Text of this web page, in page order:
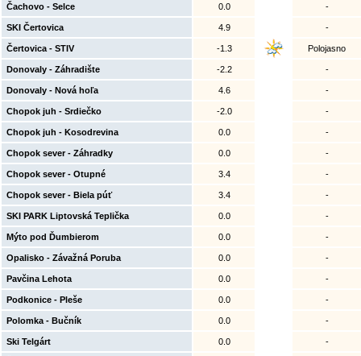
Čachovo - Selce 0.0 -
SKI Čertovica 4.9 -
Čertovica - STIV -1.3 Polojasno
Donovaly - Záhradište -2.2 -
Donovaly - Nová hoľa 4.6 -
Chopok juh - Srdiečko -2.0 -
Chopok juh - Kosodrevina 0.0 -
Chopok sever - Záhradky 0.0 -
Chopok sever - Otupné 3.4 -
Chopok sever - Biela púť 3.4 -
SKI PARK Liptovská Teplička 0.0 -
Mýto pod Ďumbierom 0.0 -
Opalisko - Závažná Poruba 0.0 -
Pavčina Lehota 0.0 -
Podkonice - Pleše 0.0 -
Polomka - Bučník 0.0 -
Ski Telgárt 0.0 -